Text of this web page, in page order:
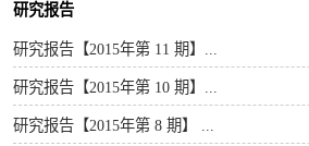
研究报告
研究报告【2015年第 11 期】...
研究报告【2015年第 10 期】...
研究报告【2015年第 8 期】 ...